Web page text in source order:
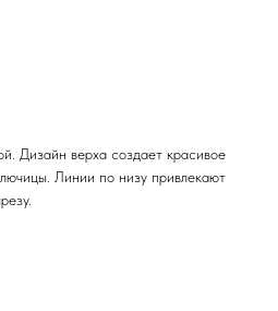
Дизайн верха создает красивое
Линии по низу привлекают